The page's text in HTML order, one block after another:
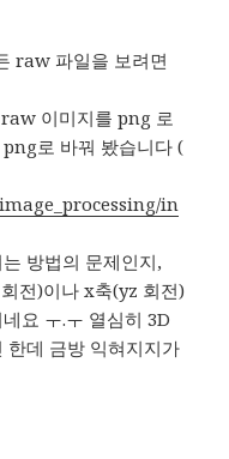
raw 파일을 보려면
이미지를 png 로
로 바꿔 봤습니다 (
in
방법의 문제인지,
전)이나 x축(yz 회전)
요 ㅜ.ㅜ 열심히 3D
데 금방 익혀지지가